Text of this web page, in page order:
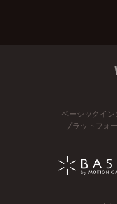
ベーシックイン
プラットフォ